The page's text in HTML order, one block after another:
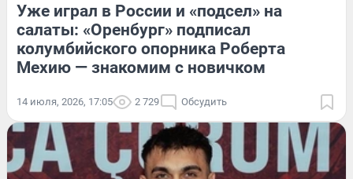
Уже играл в России и «подсел» на
салаты: «Оренбург» подписал
колумбийского опорника Роберта
Мехию — знакомим с новичком
14 июля, 2026, 17:05 2 729 Обсудить